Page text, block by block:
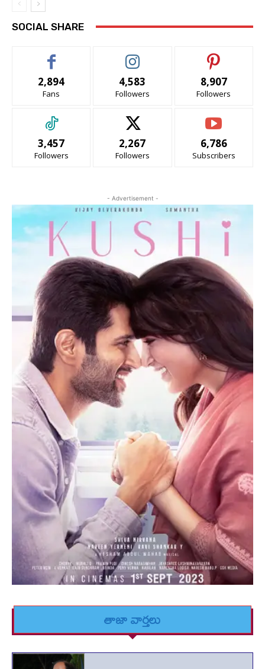
SOCIAL SHARE
2,894
Fans
4,583
Followers
8,907
Followers
3,457
Followers
2,267
Followers
6,786
Subscribers
- Advertisement -
తాజా వార్తలు